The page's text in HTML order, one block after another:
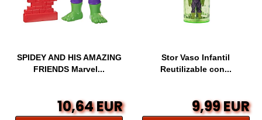
SPIDEY AND HIS AMAZING
FRIENDS Marvel...
10,64 EUR
Stor Vaso Infantil
Reutilizable con...
9,99 EUR